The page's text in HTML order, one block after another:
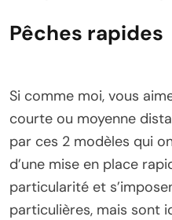
Pêches rapides
Si comme moi, vous
courte ou moyenne
par ces 2 modèles qui
d’une mise en place
particularité et
particulières, mais sont